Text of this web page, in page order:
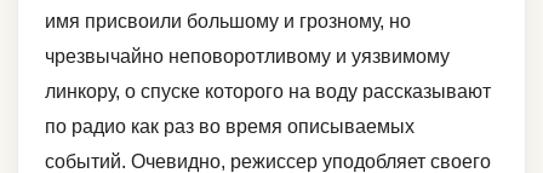
имя присвоили большому и грозному, но
чрезвычайно неповоротливому и уязвимому
линкору, о спуске которого на воду рассказывают
по радио как раз во время описываемых
событий. Очевидно, режиссер уподобляет своего